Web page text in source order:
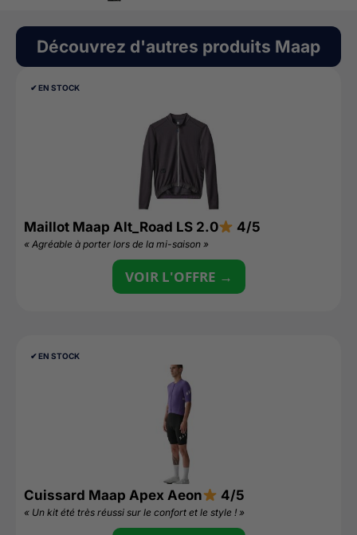
Découvrez d'autres produits Maap
✔︎ EN STOCK
Maillot Maap Alt_Road LS 2.0 4/5
« Agréable à porter lors de la mi-saison »
VOIR L'OFFRE →
✔︎ EN STOCK
Cuissard Maap Apex Aeon 4/5
« Un kit été très réussi sur le confort et le style ! »